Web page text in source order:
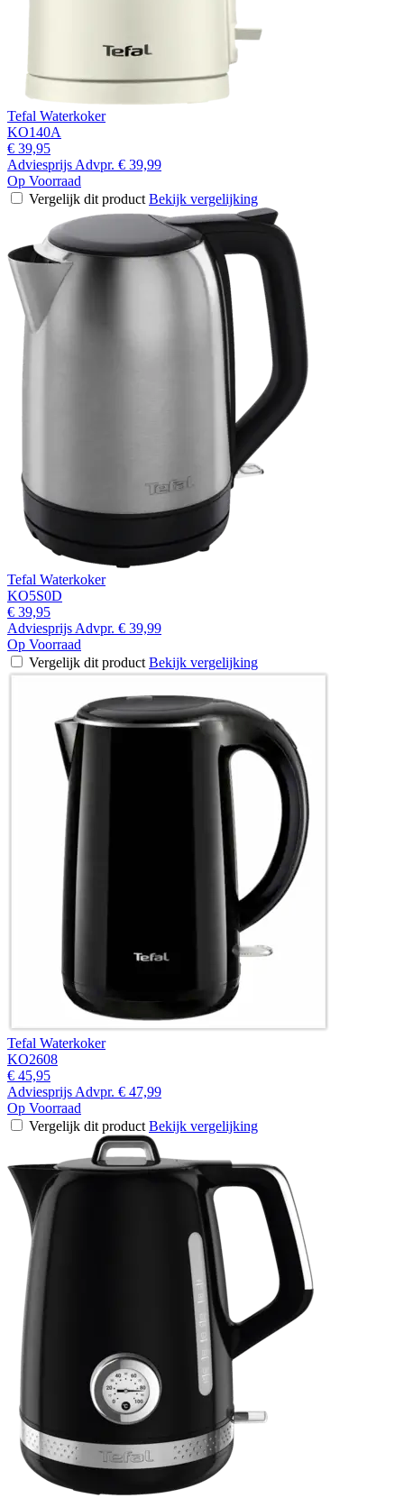
Tefal Waterkoker
KO140A
€ 39,95
Adviesprijs Advpr. € 39,99
Op Voorraad
Vergelijk dit product Bekijk vergelijking
Tefal Waterkoker
KO5S0D
€ 39,95
Adviesprijs Advpr. € 39,99
Op Voorraad
Vergelijk dit product Bekijk vergelijking
Tefal Waterkoker
KO2608
€ 45,95
Adviesprijs Advpr. € 47,99
Op Voorraad
Vergelijk dit product Bekijk vergelijking